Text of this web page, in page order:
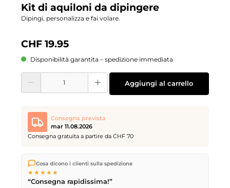
Kit di aquiloni da dipingere
Dipingi, personalizza e fai volare.
CHF 19.95
Disponibilità garantita – spedizione immediata
Quantità del prodotto: inserisci la quantità desiderata o usa i pulsanti per
Aggiungi al carrello
Consegna prevista
mar 11.08.2026
Consegna gratuita a partire da CHF 70
Spediamo direttamente dal nostro magazzino a Kriens, in
Svizzera.Consegna gratuitaa partire da
effettuati entro le
giorno lavorativo successivo
Cosa dicono i clienti sulla spedizione
★★★★★
“Consegna rapidissima!”